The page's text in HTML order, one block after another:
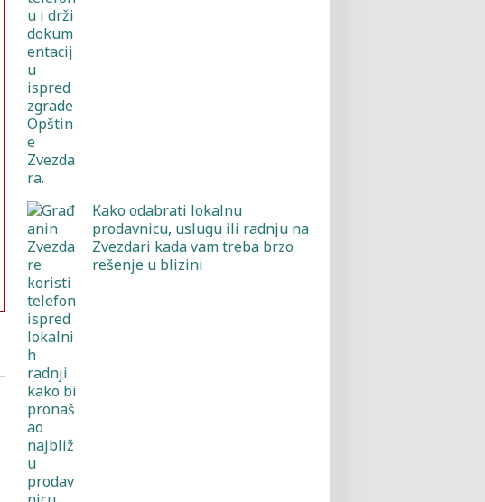
Kako odabrati lokalnu
prodavnicu, uslugu ili radnju na
Zvezdari kada vam treba brzo
rešenje u blizini